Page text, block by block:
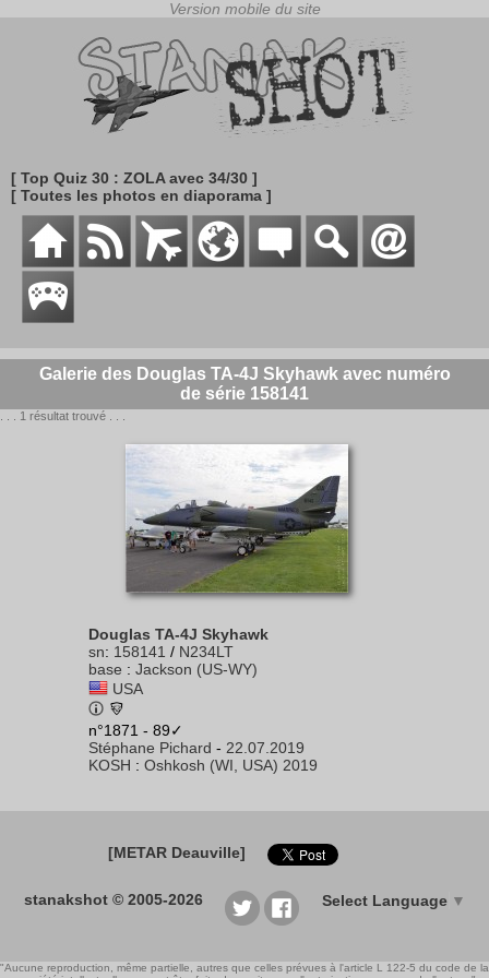
[ Top Quiz 30 : ZOLA avec 34/30 ]
[ Toutes les photos en diaporama ]
Galerie des Douglas TA-4J Skyhawk avec numéro
de série 158141
. . . 1 résultat trouvé . . .
Douglas TA-4J Skyhawk
sn: 158141 / N234LT
base : Jackson (US-WY)
USA
n°1871 - 89✓
Stéphane Pichard - 22.07.2019
KOSH : Oshkosh (WI, USA) 2019
[METAR Deauville]
stanakshot © 2005-2026 Select Language ▼
"Aucune reproduction, même partielle, autres que celles prévues à l'article L 122-5 du code de la